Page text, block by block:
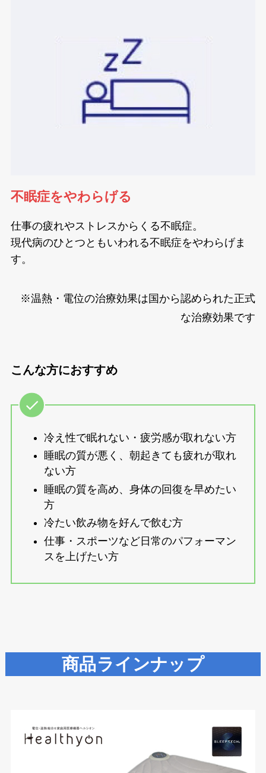
不眠症をやわらげる
仕事の疲れやストレスからくる不眠症。
現代病のひとつともいわれる不眠症をやわらげま
す。
※温熱・電位の治療効果は国から認められた正式
な治療効果です
こんな方におすすめ
冷え性で眠れない・疲労感が取れない方
睡眠の質が悪く、朝起きても疲れが取れ
ない方
睡眠の質を高め、身体の回復を早めたい
方
冷たい飲み物を好んで飲む方
仕事・スポーツなど日常のパフォーマン
スを上げたい方
商品ラインナップ